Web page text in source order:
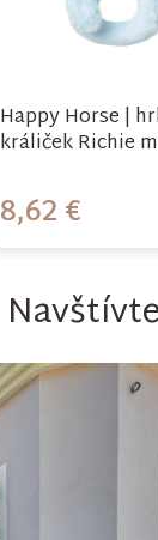
Happy Horse |
králiček Richie
8,62 €